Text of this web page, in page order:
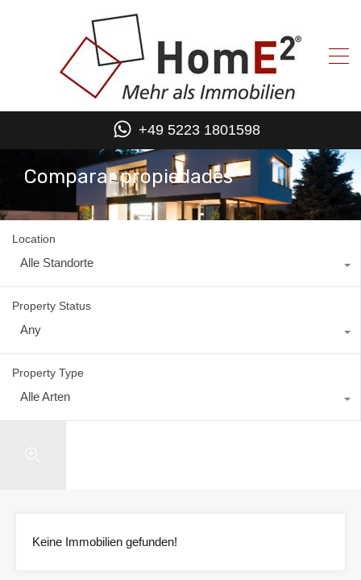
+49 5223 1801598
Comparar propiedades
Location
Alle Standorte
Property Status
Any
Property Type
Alle Arten
Keine Immobilien gefunden!